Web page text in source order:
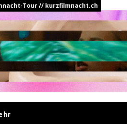
Tour // kurzfilmnacht.ch